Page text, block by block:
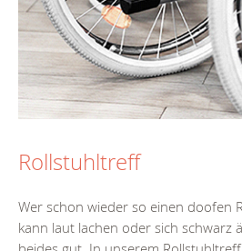
Rollstuhltreff
Wer schon wieder so einen doofen
kann laut lachen oder sich schwarz